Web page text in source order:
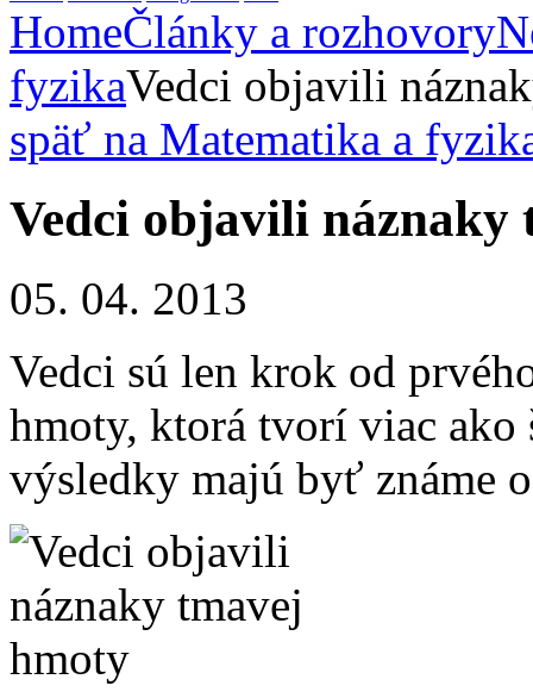
HomeČlánky a rozhovory
fyzikaVedci objavili
späť na Matematika a
Vedci objavili náznaky
05. 04. 2013
Vedci sú len krok od
hmoty, ktorá tvorí viac
výsledky majú byť známe